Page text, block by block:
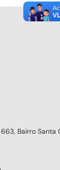
663, Bairro